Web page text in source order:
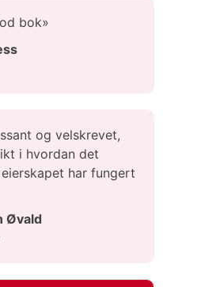
bok»
og velskrevet,
i hvordan det
har fungert
Øvald